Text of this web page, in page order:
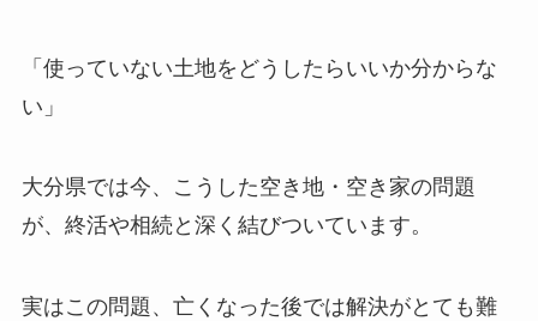
「使っていない土地をどうしたらいいか分からな
い」
大分県では今、こうした空き地・空き家の問題
が、終活や相続と深く結びついています。
実はこの問題、亡くなった後では解決がとても難